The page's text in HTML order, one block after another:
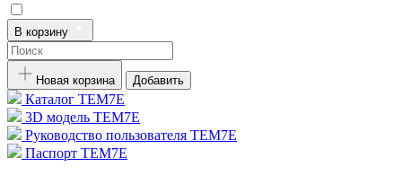
В корзину
Новая корзина Добавить
Каталог TEM7E
3D модель TEM7E
Руководство пользователя TEM7E
Паспорт TEM7E